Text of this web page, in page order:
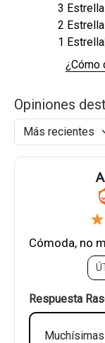
3
2
1 Estrella
¿Cómo
Opiniones
Cómoda, no
Respuesta